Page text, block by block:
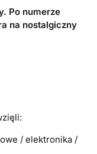
Po numerze
na nostalgiczny
/ elektronika /